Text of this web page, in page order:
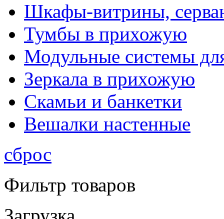
Шкафы-витрины,
Тумбы в прихожую
Модульные системы
Зеркала в прихожую
Скамьи и банкетки
Вешалки настенные
сброс
Фильтр товаров